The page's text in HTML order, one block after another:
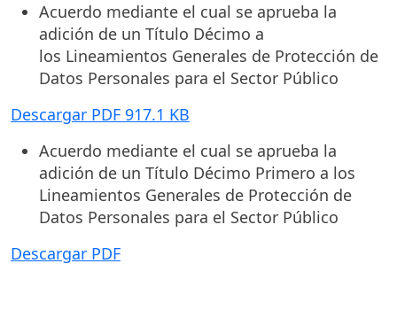
Acuerdo mediante el cual se aprueba la
adición de un Título Décimo a
los Lineamientos Generales de Protección de
Datos Personales para el Sector Público
Descargar PDF 917.1 KB
Acuerdo mediante el cual se aprueba la
adición de un Título Décimo Primero a los
Lineamientos Generales de Protección de
Datos Personales para el Sector Público
Descargar PDF